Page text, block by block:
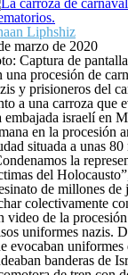
Liphshiz
marzo de 2020
Captura de
una procesión de
y prisioneros del
a una carroza que
embajada israelí en
en la procesión
situada a unas
la
del
de millones
colectivamente
video de la
uniformes nazis.
evocaban
banderas de